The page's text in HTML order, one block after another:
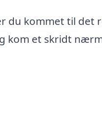
du kommet til det
kom et skridt